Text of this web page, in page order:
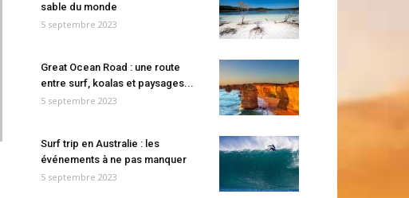
sable du monde
5 septembre 2023
Great Ocean Road : une route
entre surf, koalas et paysages...
5 septembre 2023
Surf trip en Australie : les
événements à ne pas manquer
5 septembre 2023